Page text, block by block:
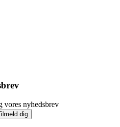
vores nyhedsbrev
dig